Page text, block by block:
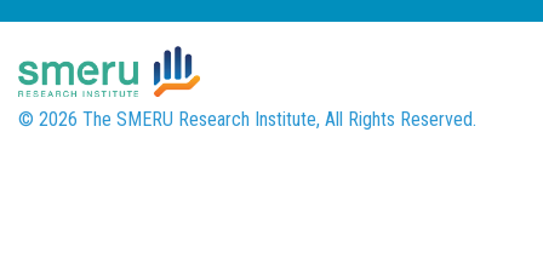
© 2026 The SMERU Research Institute, All Rights Reserved.